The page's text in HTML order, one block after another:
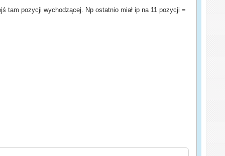
tam pozycji wychodzącej. Np ostatnio miał ip na 11 pozycji =